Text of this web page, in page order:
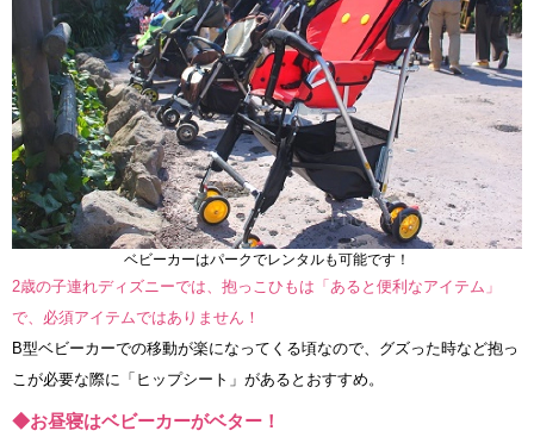
ベビーカーはパークでレンタルも可能です！
2歳の子連れディズニーでは、抱っこひもは「あると便利なアイテム」
で、必須アイテムではありません！
B型ベビーカーでの移動が楽になってくる頃なので、グズった時など抱っ
こが必要な際に「ヒップシート」があるとおすすめ。
◆お昼寝はベビーカーがベター！